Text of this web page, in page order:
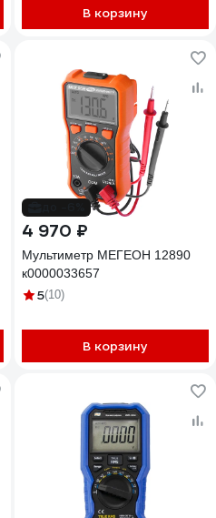
В корзину
4 970 ₽
Мультиметр МЕГЕОН 12890
к0000033657
5(10)
В корзину